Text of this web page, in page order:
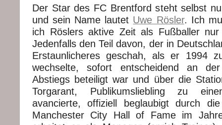
Der Star des FC Brentford steht selbst
und sein Name lautet Uwe Rösler. Ich
ich Röslers aktive Zeit als Fußballer
Jedenfalls den Teil davon, der in
Erstaunlicheres geschah, als er 1994
wechselte, sofort entscheidend an
Abstiegs beteiligt war und über die
Torgarant, Publikumsliebling zu
avancierte, offiziell beglaubigt durch
Manchester City Hall of Fame im